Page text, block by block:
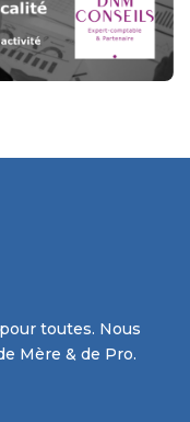
toutes. Nous
Mère & de Pro.